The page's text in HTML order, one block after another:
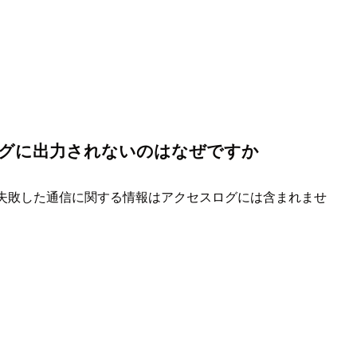
に出力されないのはなぜですか
した通信に関する情報はアクセスログには含まれませ